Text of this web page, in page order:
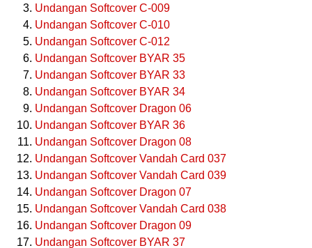
Undangan Softcover C-009
Undangan Softcover C-010
Undangan Softcover C-012
Undangan Softcover BYAR 35
Undangan Softcover BYAR 33
Undangan Softcover BYAR 34
Undangan Softcover Dragon 06
Undangan Softcover BYAR 36
Undangan Softcover Dragon 08
Undangan Softcover Vandah Card 037
Undangan Softcover Vandah Card 039
Undangan Softcover Dragon 07
Undangan Softcover Vandah Card 038
Undangan Softcover Dragon 09
Undangan Softcover BYAR 37